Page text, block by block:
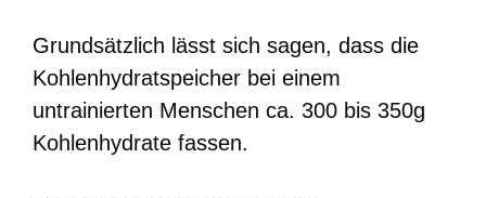
Grundsätzlich lässt sich sagen, dass die
Kohlenhydratspeicher bei einem
untrainierten Menschen ca. 300 bis 350g
Kohlenhydrate fassen.